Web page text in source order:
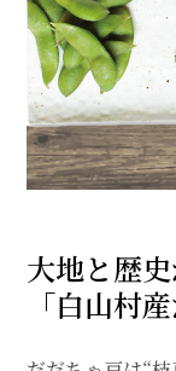
大地と歴
「白山村